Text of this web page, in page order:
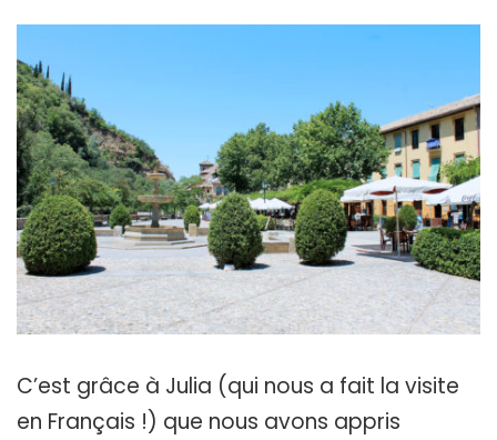
C’est grâce à Julia (qui nous a fait la visite
en Français !) que nous avons appris